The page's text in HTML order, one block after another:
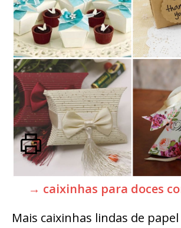
→ caixinhas para doces
Mais caixinhas lindas de